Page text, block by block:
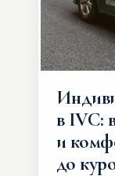
в IVC:
и
до